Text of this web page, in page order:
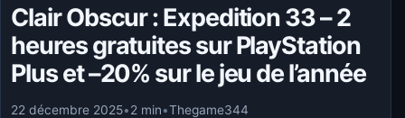
Clair Obscur : Expedition 33 – 2
heures gratuites sur PlayStation
Plus et –20% sur le jeu de l’année
22 décembre 2025•2 min•Thegame344